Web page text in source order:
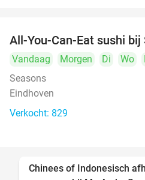
All-You-Can-Eat sushi bij
Vandaag Morgen Di Wo
Seasons
Eindhoven
Verkocht: 829
Chinees of Indonesisch